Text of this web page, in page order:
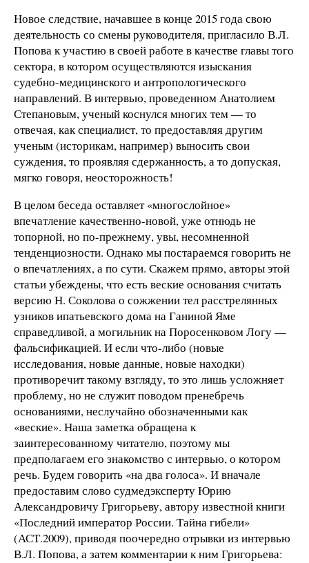
Новое следствие, начавшее в конце 2015 года свою
деятельность со смены руководителя, пригласило В.Л.
Попова к участию в своей работе в качестве главы того
сектора, в котором осуществляются изыскания
судебно-медицинского и антропологического
направлений. В интервью, проведенном Анатолием
Степановым, ученый коснулся многих тем — то
отвечая, как специалист, то предоставляя другим
ученым (историкам, например) выносить свои
суждения, то проявляя сдержанность, а то допуская,
мягко говоря, неосторожность!
В целом беседа оставляет «многослойное»
впечатление качественно-новой, уже отнюдь не
топорной, но по-прежнему, увы, несомненной
тенденциозности. Однако мы постараемся говорить не
о впечатлениях, а по сути. Скажем прямо, авторы этой
статьи убеждены, что есть веские основания считать
версию Н. Соколова о сожжении тел расстрелянных
узников ипатьевского дома на Ганиной Яме
справедливой, а могильник на Поросенковом Логу —
фальсификацией. И если что-либо (новые
исследования, новые данные, новые находки)
противоречит такому взгляду, то это лишь усложняет
проблему, но не служит поводом пренебречь
основаниями, неслучайно обозначенными как
«веские». Наша заметка обращена к
заинтересованному читателю, поэтому мы
предполагаем его знакомство с интервью, о котором
речь. Будем говорить «на два голоса». И вначале
предоставим слово судмедэксперту Юрию
Александровичу Григорьеву, автору известной книги
«Последний император России. Тайна гибели»
(АСТ.2009), приводя поочередно отрывки из интервью
В.Л. Попова, а затем комментарии к ним Григорьева: